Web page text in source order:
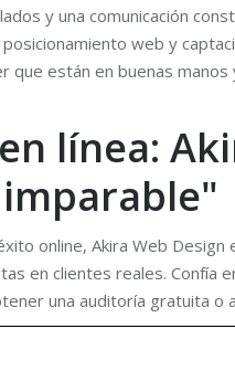
y una comunicación
web y
que están en buenas
línea:
online, Akira Web
en clientes reales. Confía
una auditoría gratuita